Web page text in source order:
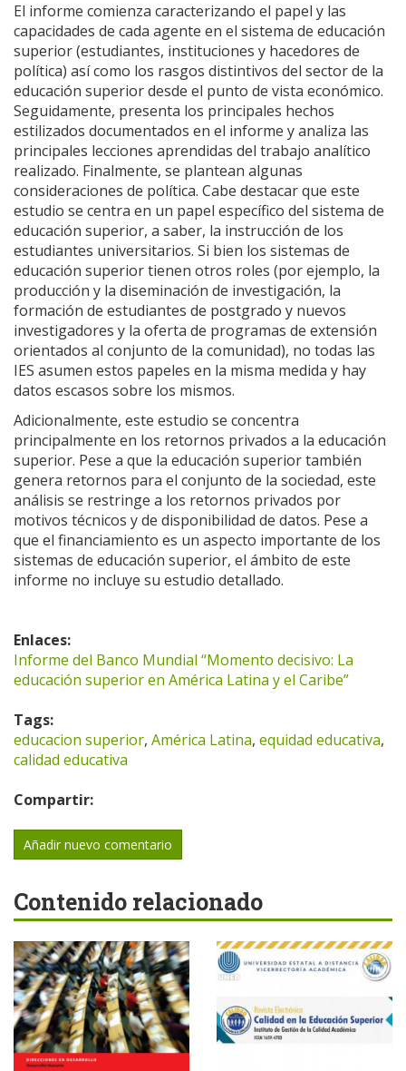
El informe comienza caracterizando el papel y las
capacidades de cada agente en el sistema de educación
superior (estudiantes, instituciones y hacedores de
política) así como los rasgos distintivos del sector de la
educación superior desde el punto de vista económico.
Seguidamente, presenta los principales hechos
estilizados documentados en el informe y analiza las
principales lecciones aprendidas del trabajo analítico
realizado. Finalmente, se plantean algunas
consideraciones de política. Cabe destacar que este
estudio se centra en un papel específico del sistema de
educación superior, a saber, la instrucción de los
estudiantes universitarios. Si bien los sistemas de
educación superior tienen otros roles (por ejemplo, la
producción y la diseminación de investigación, la
formación de estudiantes de postgrado y nuevos
investigadores y la oferta de programas de extensión
orientados al conjunto de la comunidad), no todas las
IES asumen estos papeles en la misma medida y hay
datos escasos sobre los mismos.
Adicionalmente, este estudio se concentra
principalmente en los retornos privados a la educación
superior. Pese a que la educación superior también
genera retornos para el conjunto de la sociedad, este
análisis se restringe a los retornos privados por
motivos técnicos y de disponibilidad de datos. Pese a
que el financiamiento es un aspecto importante de los
sistemas de educación superior, el ámbito de este
informe no incluye su estudio detallado.
Enlaces:
Informe del Banco Mundial “Momento decisivo: La
educación superior en América Latina y el Caribe”
Tags:
educacion superior, América Latina, equidad educativa,
calidad educativa
Compartir:
Añadir nuevo comentario
Contenido relacionado